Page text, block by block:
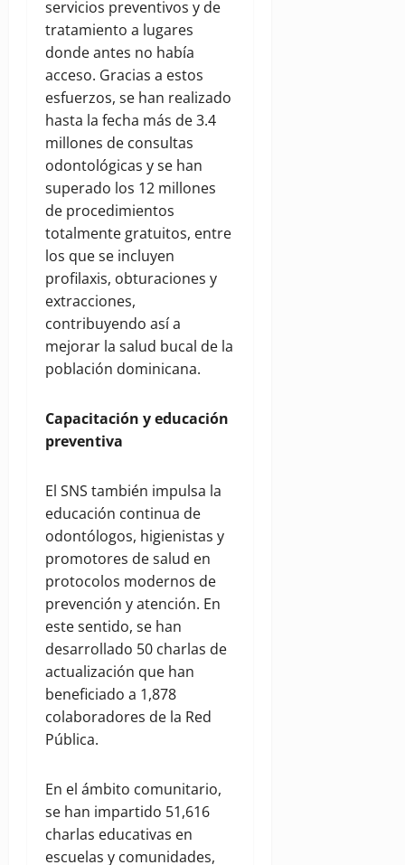
servicios preventivos y de
tratamiento a lugares
donde antes no había
acceso. Gracias a estos
esfuerzos, se han realizado
hasta la fecha más de 3.4
millones de consultas
odontológicas y se han
superado los 12 millones
de procedimientos
totalmente gratuitos, entre
los que se incluyen
profilaxis, obturaciones y
extracciones,
contribuyendo así a
mejorar la salud bucal de la
población dominicana.
Capacitación y educación
preventiva
El SNS también impulsa la
educación continua de
odontólogos, higienistas y
promotores de salud en
protocolos modernos de
prevención y atención. En
este sentido, se han
desarrollado 50 charlas de
actualización que han
beneficiado a 1,878
colaboradores de la Red
Pública.
En el ámbito comunitario,
se han impartido 51,616
charlas educativas en
escuelas y comunidades,